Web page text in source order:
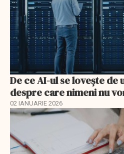
De ce AI-ul se lovește de
despre care nimeni nu
02 IANUARIE 2026